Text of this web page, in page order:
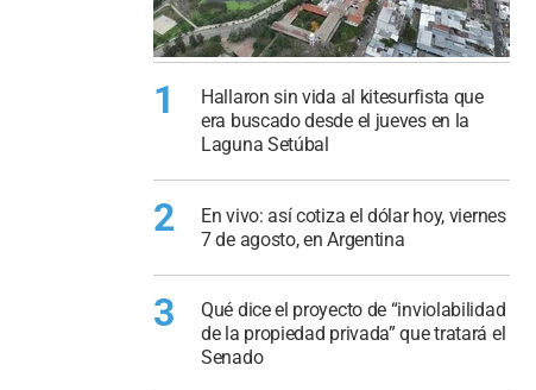
1
Hallaron sin vida al kitesurfista que
era buscado desde el jueves en la
Laguna Setúbal
2
En vivo: así cotiza el dólar hoy, viernes
7 de agosto, en Argentina
3
Qué dice el proyecto de “inviolabilidad
de la propiedad privada” que tratará el
Senado